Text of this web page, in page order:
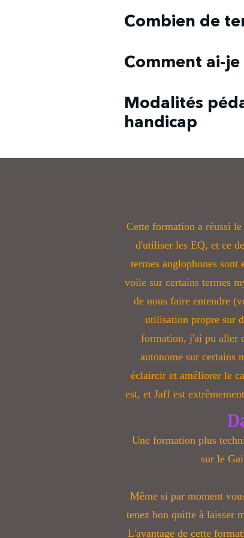
Combien de
Accès via
Comment ai-
Modalités
handicap
Si vous avez toutefois
Cette formation a réussi
d'utiliser les EQ, et ce
termes anglophones
voile sur certains termes
de nous faire entendre
utilisation propre sur
formation, j'ai pu aller
autonome sur certains
éclaircir et améliorer le
est, et Jaff est
Une formation plus
sur le
Même si par moment
tenez bon quitte à laisser
L'avantage de cette